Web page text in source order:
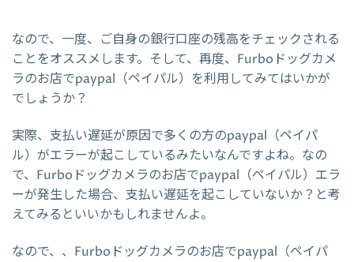
なので、一度、ご自身の銀行口座の残高をチェックされる
ことをオススメします。そして、再度、Furboドッグカメ
ラのお店でpaypal（ペイパル）を利用してみてはいかが
でしょうか？
実際、支払い遅延が原因で多くの方のpaypal（ペイパ
ル）がエラーが起こしているみたいなんですよね。なの
で、Furboドッグカメラのお店でpaypal（ペイパル）エラ
ーが発生した場合、支払い遅延を起こしていないか？と考
えてみるといいかもしれませんよ。
なので、、Furboドッグカメラのお店でpaypal（ペイパ